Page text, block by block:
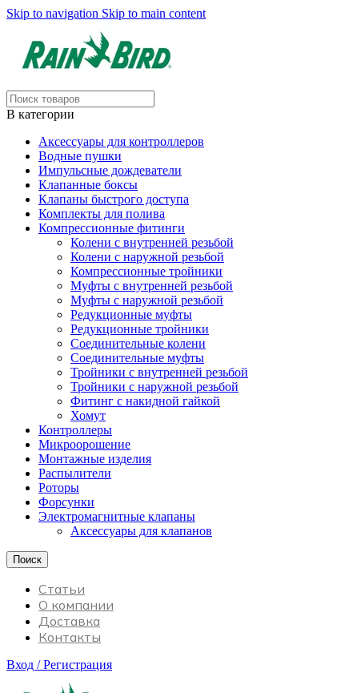
Skip to navigation Skip to main content
В категории
Аксессуары для контроллеров
Водные пушки
Импульсные дождеватели
Клапанные боксы
Клапаны быстрого доступа
Комплекты для полива
Компрессионные фитинги
Колени с внутренней резьбой
Колени с наружной резьбой
Компрессионные тройники
Муфты с внутренней резьбой
Муфты с наружной резьбой
Редукционные муфты
Редукционные тройники
Соединительные колени
Соединительные муфты
Тройники с внутренней резьбой
Тройники с наружной резьбой
Фитинг с накидной гайкой
Хомут
Контроллеры
Микроорошение
Монтажные изделия
Распылители
Роторы
Форсунки
Электромагнитные клапаны
Аксессуары для клапанов
Поиск
Статьи
О компании
Доставка
Контакты
Вход / Регистрация